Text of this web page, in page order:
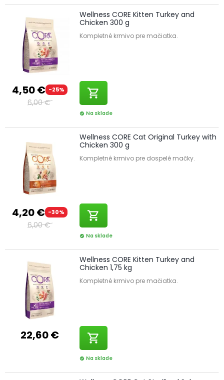
4,50 € -25%
6,00 €
Wellness CORE Kitten Turkey and
Chicken 300 g
Kompletné krmivo pre mačiatka.
shopping_cart
check_circle Na sklade
4,20 € -30%
6,00 €
Wellness CORE Cat Original Turkey with
Chicken 300 g
Kompletné krmivo pre dospelé mačky.
shopping_cart
check_circle Na sklade
22,60 €
Wellness CORE Kitten Turkey and
Chicken 1,75 kg
Kompletné krmivo pre mačiatka.
shopping_cart
check_circle Na sklade